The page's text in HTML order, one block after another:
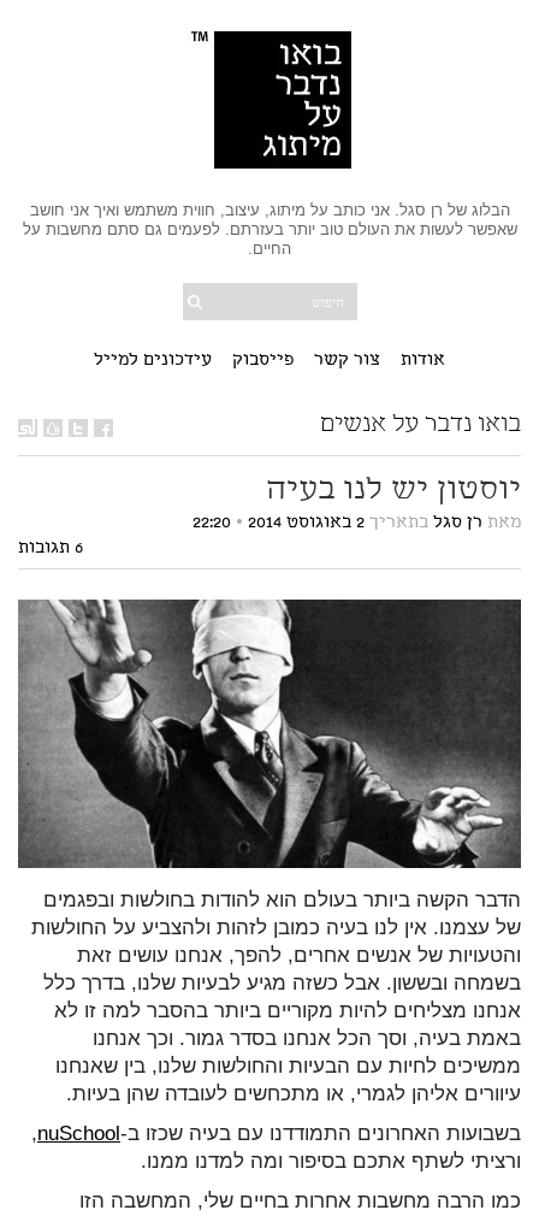
הבלוג של רן סגל. אני כותב על מיתוג, עיצוב, חווית משתמש ואיך אני חושב
שאפשר לעשות את העולם טוב יותר בעזרתם. לפעמים גם סתם מחשבות על
החיים.
אודות צור קשר פייסבוק עידכונים למייל
בואו נדבר על אנשים
יוסטון יש לנו בעיה
מאת רן סגל בתאריך 2 באוגוסט 2014 •
22:20
6 תגובות
הדבר הקשה ביותר בעולם הוא להודות בחולשות ובפגמים
של עצמנו. אין לנו בעיה כמובן לזהות ולהצביע על החולשות
והטעויות של אנשים אחרים, להפך, אנחנו עושים זאת
בשמחה ובששון. אבל כשזה מגיע לבעיות שלנו, בדרך כלל
אנחנו מצליחים להיות מקוריים ביותר בהסבר למה זו לא
באמת בעיה, וסך הכל אנחנו בסדר גמור. וכך אנחנו
ממשיכים לחיות עם הבעיות והחולשות שלנו, בין שאנחנו
עיוורים אליהן לגמרי, או מתכחשים לעובדה שהן בעיות.
בשבועות האחרונים התמודדנו עם בעיה שכזו ב- nuSchool
,
ורציתי לשתף אתכם בסיפור ומה למדנו ממנו.
כמו הרבה מחשבות אחרות בחיים שלי, המחשבה הזו